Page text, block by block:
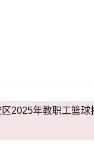
2025年教职工篮球